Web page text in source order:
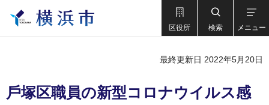
区役所 検索 メニュー
最終更新日 2022年5月20日
⼾塚区職員の新型コロナウイルス感